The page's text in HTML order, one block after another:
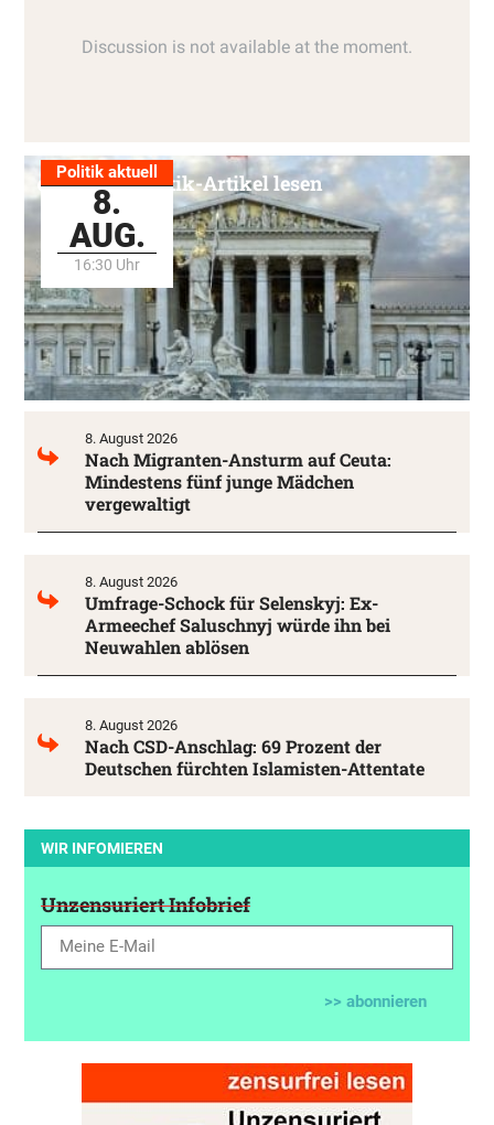
Politik aktuell
8.
AUG.
16:30 Uhr
Alle Politik-Artikel lesen
8. August 2026
Nach Migranten-Ansturm auf Ceuta:
Mindestens fünf junge Mädchen
vergewaltigt
8. August 2026
Umfrage-Schock für Selenskyj: Ex-
Armeechef Saluschnyj würde ihn bei
Neuwahlen ablösen
8. August 2026
Nach CSD-Anschlag: 69 Prozent der
Deutschen fürchten Islamisten-Attentate
WIR INFOMIEREN
Unzensuriert Infobrief
>> abonnieren